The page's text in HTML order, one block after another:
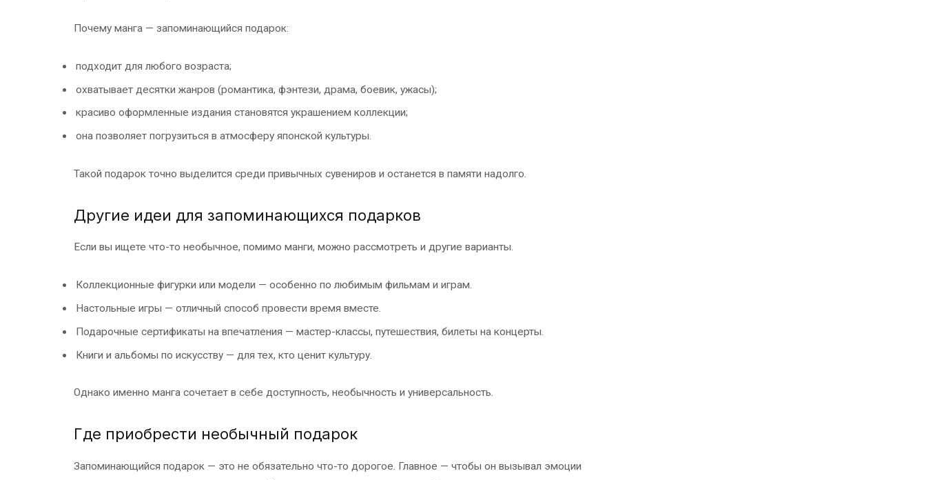
Почему манга — запоминающийся подарок:
подходит для любого возраста;
охватывает десятки жанров (романтика, фэнтези, драма, боевик, ужасы);
красиво оформленные издания становятся украшением коллекции;
она позволяет погрузиться в атмосферу японской культуры.
Такой подарок точно выделится среди привычных сувениров и останется в памяти надолго.
Другие идеи для запоминающихся подарков
Если вы ищете что-то необычное, помимо манги, можно рассмотреть и другие варианты.
Коллекционные фигурки или модели — особенно по любимым фильмам и играм.
Настольные игры — отличный способ провести время вместе.
Подарочные сертификаты на впечатления — мастер-классы, путешествия, билеты на концерты.
Книги и альбомы по искусству — для тех, кто ценит культуру.
Однако именно манга сочетает в себе доступность, необычность и универсальность.
Где приобрести необычный подарок
Запоминающийся подарок — это не обязательно что-то дорогое. Главное — чтобы он вызывал эмоции